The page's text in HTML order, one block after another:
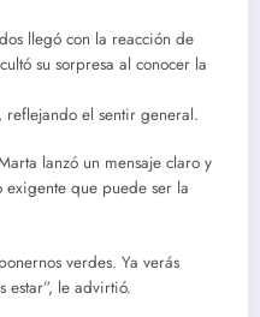
llegó con la reacción de
su sorpresa al conocer la
reflejando el sentir general.
lanzó un mensaje claro y
que puede ser la
verdes. Ya verás
estar”, le advirtió.